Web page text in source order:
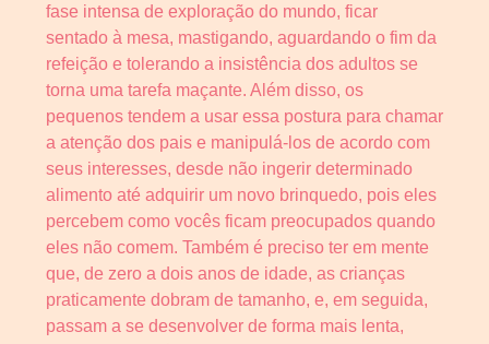
fase intensa de exploração do mundo, ficar
sentado à mesa, mastigando, aguardando o fim da
refeição e tolerando a insistência dos adultos se
torna uma tarefa maçante. Além disso, os
pequenos tendem a usar essa postura para chamar
a atenção dos pais e manipulá-los de acordo com
seus interesses, desde não ingerir determinado
alimento até adquirir um novo brinquedo, pois eles
percebem como vocês ficam preocupados quando
eles não comem. Também é preciso ter em mente
que, de zero a dois anos de idade, as crianças
praticamente dobram de tamanho, e, em seguida,
passam a se desenvolver de forma mais lenta,